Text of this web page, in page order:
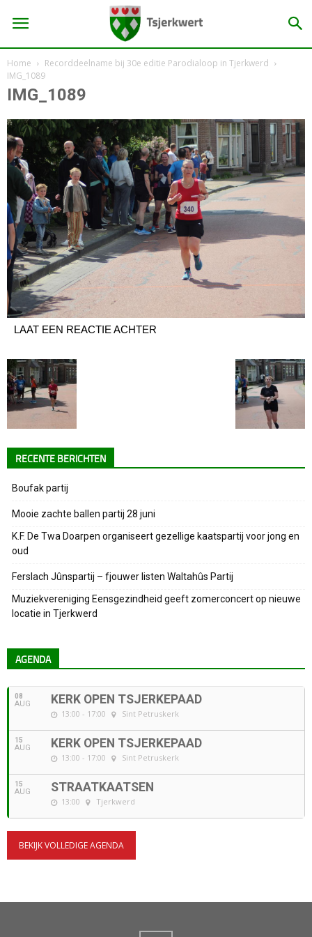
Home
Recorddeelname bij 30e editie Parodialoop in Tjerkwerd
IMG_1089
IMG_1089
LAAT EEN REACTIE ACHTER
RECENTE BERICHTEN
Boufak partij
Mooie zachte ballen partij 28 juni
K.F. De Twa Doarpen organiseert gezellige kaatspartij voor jong en
oud
Ferslach Jûnspartij – fjouwer listen Waltahûs Partij
Muziekvereniging Eensgezindheid geeft zomerconcert op nieuwe
locatie in Tjerkwerd
AGENDA
08
AUG KERK OPEN TSJERKEPAAD
13:00 - 17:00 Sint Petruskerk
15
AUG KERK OPEN TSJERKEPAAD
13:00 - 17:00 Sint Petruskerk
15
AUG STRAATKAATSEN
13:00 Tjerkwerd
BEKIJK VOLLEDIGE AGENDA